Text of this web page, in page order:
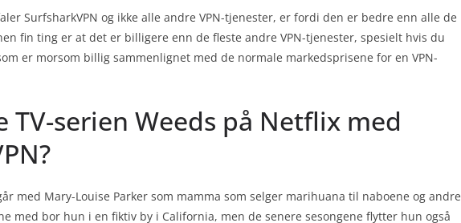
SurfsharkVPN og ikke alle andre VPN-tjenester, er fordi den er bedre enn alle de
fin ting er at det er billigere enn de fleste andre VPN-tjenester, spesielt hvis du
er morsom billig sammenlignet med de normale markedsprisene for en VPN-
TV-serien Weeds på Netflix med
med Mary-Louise Parker som mamma som selger marihuana til naboene og andre
med bor hun i en fiktiv by i California, men de senere sesongene flytter hun også